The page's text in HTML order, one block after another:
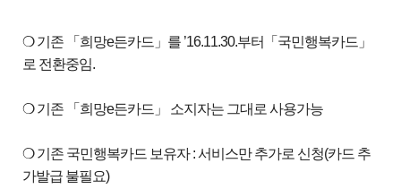
❍ 기존 「희망e든카드」를 ’16.11.30.부터「국민행복카드」
로 전환중임.
❍ 기존 「희망e든카드」 소지자는 그대로 사용가능
❍ 기존 국민행복카드 보유자 : 서비스만 추가로 신청(카드 추
가발급 불필요)